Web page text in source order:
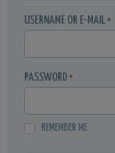
USERNAME OR E-MAIL *
PASSWORD *
REMEMBER ME